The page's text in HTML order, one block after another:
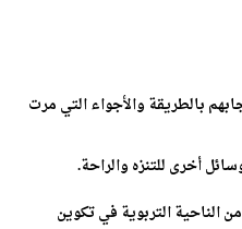
بالطريقة والأجواء التي مرت
أخرى للتنزه والراحة.
الناحية التربوية في تكوين